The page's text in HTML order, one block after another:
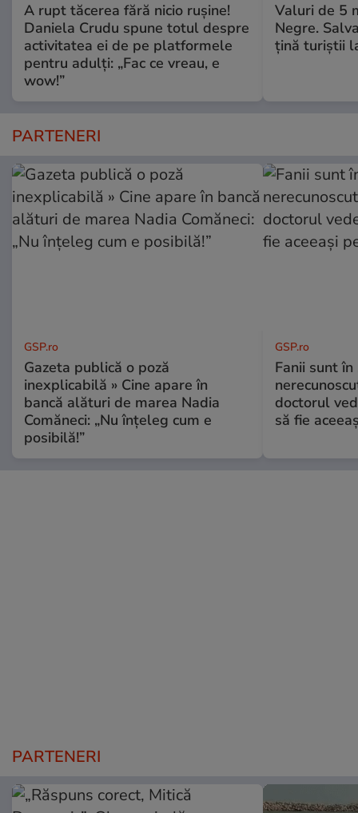
A rupt tăcerea fără nicio rușine!
Daniela Crudu spune totul despre
activitatea ei de pe platformele
pentru adulți: „Fac ce vreau, e
wow!”
Valuri de 5
Negre.
ţină turiştii
PARTENERI
GSP.ro
Gazeta publică o poză
inexplicabilă » Cine apare în
bancă alături de marea Nadia
Comăneci: „Nu înțeleg cum e
posibilă!”
GSP.ro
Fanii sunt în
doctorul
să fie
PARTENERI